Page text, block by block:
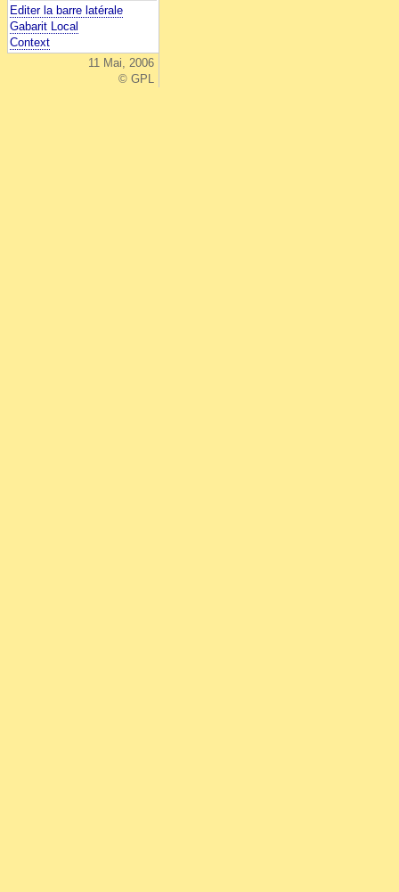
Editer la barre latérale
Gabarit Local
Context
11 Mai, 2006
© GPL